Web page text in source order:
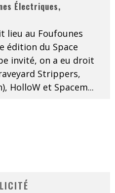
Électriques,
lieu au Foufounes
édition du Space
invité, on a eu droit
Strippers,
HolloW et Spacem...